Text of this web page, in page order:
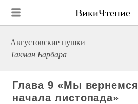
ВикиЧтение
Августовские пушки
Такман Барбара
Глава 9 «Мы
начала листопада»